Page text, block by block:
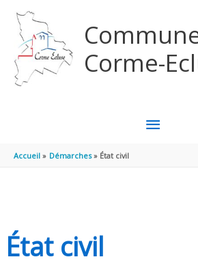
Corme-
MENU
Accueil Démarches État civil
État civil